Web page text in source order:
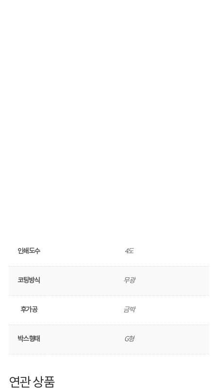
인쇄도수 4도
코팅방식 무광
후가공 금박
박스형태 G형
연관 상품